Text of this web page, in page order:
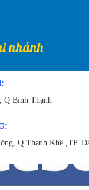
nhánh
Q Bình Thạnh
Q.Thanh Khê ,TP.
– TP Hải Dương